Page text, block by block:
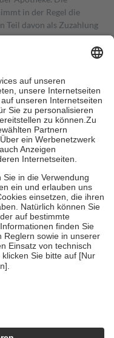
in der Regel die
Teil davon als Zuzahlung
in Höhe von zehn
mehr als die tatsächlichen
Online-Apotheken.
beträgt die
zehn Euro je
ihre eigene Gesundheit zu
zu unterstützen,
18. Lebensjahr
die von der
um echte Bewertungen
4419944605341